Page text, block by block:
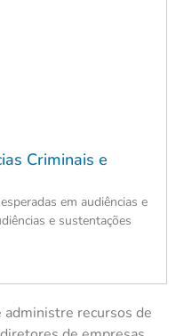
Criminais e
em audiências e
e sustentações
administre recursos de